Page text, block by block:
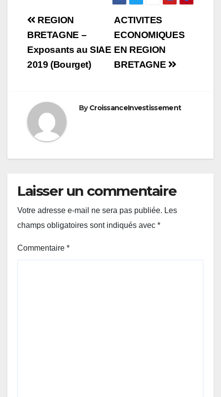
Navigation
de
l’article
ACTIVITES
ECONOMIQUES
EN REGION
BRETAGNE
REGION
BRETAGNE –
Exposants au SIAE
2019 (Bourget)
ByCroissanceInvestissement
Laisser un commentaire
Votre adresse e-mail ne sera pas publiée. Les
champs obligatoires sont indiqués avec *
Commentaire *